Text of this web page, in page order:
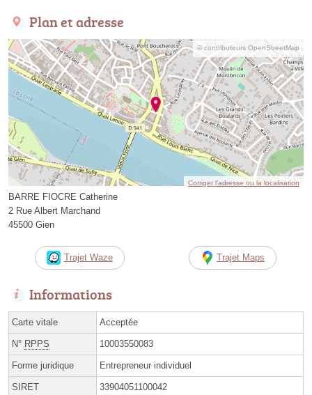
Plan et adresse
© contributeurs OpenStreetMap
Corriger l’adresse ou la localisation
BARRE FIOCRE Catherine
2 Rue Albert Marchand
45500 Gien
Trajet Waze Trajet Maps
Informations
Carte vitale Acceptée
N° RPPS 10003550083
Forme juridique Entrepreneur individuel
SIRET 33904051100042